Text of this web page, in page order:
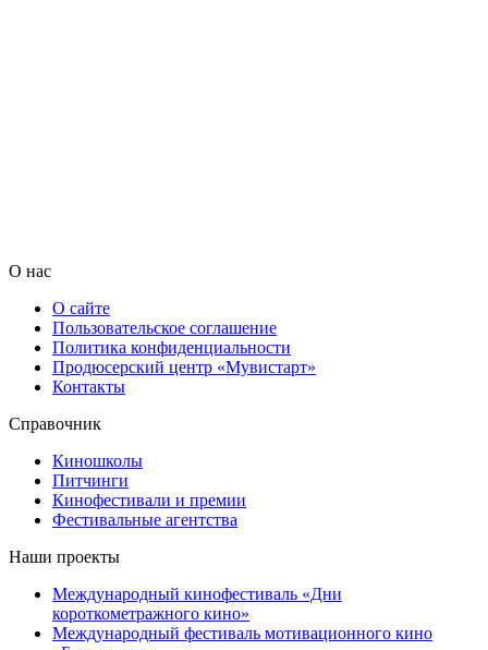
О нас
О сайте
Пользовательское соглашение
Политика конфиденциальности
Продюсерский центр «Мувистарт»
Контакты
Справочник
Киношколы
Питчинги
Кинофестивали и премии
Фестивальные агентства
Наши проекты
Международный кинофестиваль «Дни
короткометражного кино»
Международный фестиваль мотивационного кино